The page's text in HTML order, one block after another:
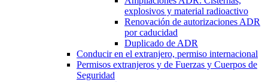
explosivos y material radioactivo
Renovación de autorizaciones ADR
por caducidad
Duplicado de ADR
Conducir en el extranjero, permiso internacional
Permisos extranjeros y de Fuerzas y Cuerpos de
Seguridad